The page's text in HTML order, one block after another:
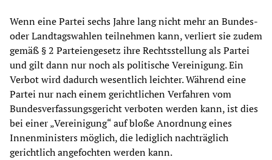
Wenn eine Partei sechs Jahre lang nicht mehr an Bundes-
oder Landtagswahlen teilnehmen kann, verliert sie zudem
gemäß § 2 Parteiengesetz ihre Rechtsstellung als Partei
und gilt dann nur noch als politische Vereinigung. Ein
Verbot wird dadurch wesentlich leichter. Während eine
Partei nur nach einem gerichtlichen Verfahren vom
Bundesverfassungsgericht verboten werden kann, ist dies
bei einer „Vereinigung“ auf bloße Anordnung eines
Innenministers möglich, die lediglich nachträglich
gerichtlich angefochten werden kann.